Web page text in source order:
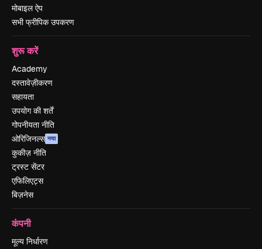
मोबाइल ऐप
सभी फ्रीपिक उपकरण
शुरू करें
Academy
दस्तावेज़ीकरण
सहायता
उपयोग की शर्तें
गोपनीयता नीति
ओरिजिनल्स नया
कुकीज़ नीति
ट्रस्ट सेंटर
एफिलिएट्स
बिज़नेस
कंपनी
मूल्य निर्धारण